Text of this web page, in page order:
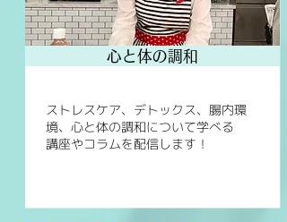
心と体の調和
ストレスケア、デトックス、腸内環
境、心と体の調和について学べる
講座やコラムを配信します！